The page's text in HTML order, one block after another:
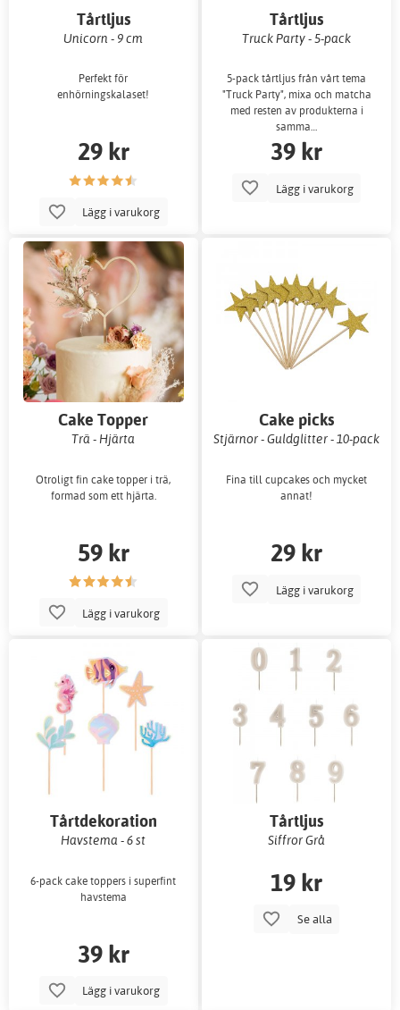
Tårtljus
Unicorn - 9 cm
Perfekt för
enhörningskalaset!
29 kr
Lägg i varukorg
Tårtljus
Truck Party - 5-pack
5-pack tårtljus från vårt tema
"Truck Party", mixa och matcha
med resten av produkterna i
samma…
39 kr
Lägg i varukorg
Cake Topper
Trä - Hjärta
Otroligt fin cake topper i trä,
formad som ett hjärta.
59 kr
Lägg i varukorg
Cake picks
Stjärnor - Guldglitter - 10-pack
Fina till cupcakes och mycket
annat!
29 kr
Lägg i varukorg
Tårtdekoration
Havstema - 6 st
6-pack cake toppers i superfint
havstema
39 kr
Lägg i varukorg
Tårtljus
Siffror Grå
19 kr
Se alla